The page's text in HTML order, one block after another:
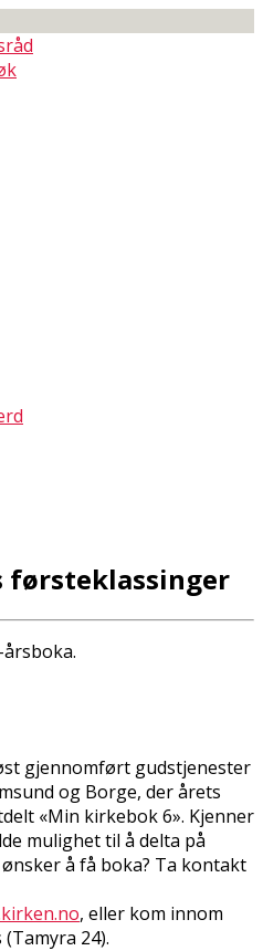
førsteklassinger
gjennomført gudstjenester
og Borge, der årets
«Min kirkebok 6». Kjenner
mulighet til å delta på
å få boka? Ta kontakt
, eller kom innom
24).